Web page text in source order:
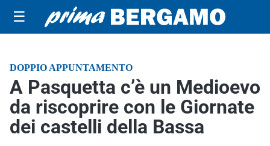
☰
DOPPIO APPUNTAMENTO
A Pasquetta c’è un Medioevo
da riscoprire con le Giornate
dei castelli della Bassa